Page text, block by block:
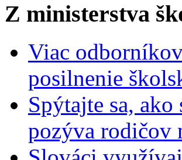
Z ministerstva
Viac
posilnenie
Spýtajte sa,
pozýva rodičov